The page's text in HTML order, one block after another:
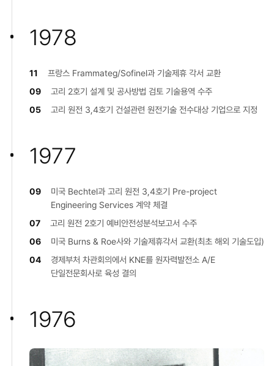
1978
11
프랑스 Frammateg/Sofinel과 기술제휴 각서 교환
09
고리 2호기 설계 및 공사방법 검토 기술용역 수주
05
고리 원전 3,4호기 건설관련 원전기술 전수대상 기업으로 지정
1977
09
미국 Bechtel과 고리 원전 3,4호기 Pre-project
Engineering Services 계약 체결
07
고리 원전 2호기 예비안전성분석보고서 수주
06
미국 Burns & Roe사와 기술제휴각서 교환(최초 해외 기술도입)
04
경제부처 차관회의에서 KNE를 원자력발전소 A/E
단일전문회사로 육성 결의
1976